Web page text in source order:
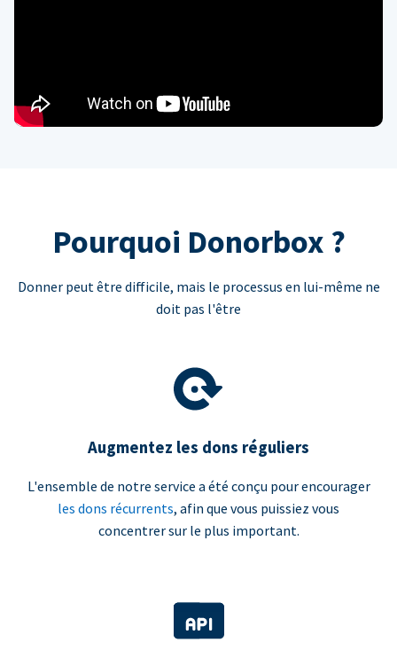
Pourquoi Donorbox ?
Donner peut être difficile, mais le processus en lui-même ne
doit pas l'être
Augmentez les dons réguliers
L'ensemble de notre service a été conçu pour encourager
les dons récurrents, afin que vous puissiez vous
concentrer sur le plus important.